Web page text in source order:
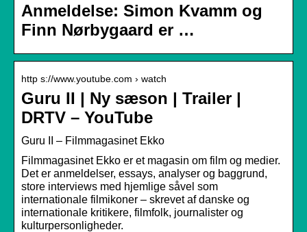
Anmeldelse: Simon Kvamm og
Finn Nørbygaard er …
http s://www.youtube.com › watch
Guru II | Ny sæson | Trailer |
DRTV – YouTube
Guru II – Filmmagasinet Ekko
Filmmagasinet Ekko er et magasin om film og medier.
Det er anmeldelser, essays, analyser og baggrund,
store interviews med hjemlige såvel som
internationale filmikoner – skrevet af danske og
internationale kritikere, filmfolk, journalister og
kulturpersonligheder.